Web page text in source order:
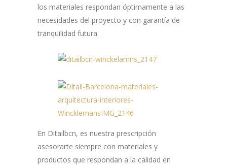
los materiales respondan óptimamente a las
necesidades del proyecto y con garantía de
tranquilidad futura.
En Ditailbcn, es nuestra prescripción
asesorarte siempre con materiales y
productos que respondan a la calidad en